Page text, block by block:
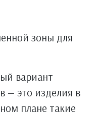
зоны для
вариант
— это изделия в
плане такие